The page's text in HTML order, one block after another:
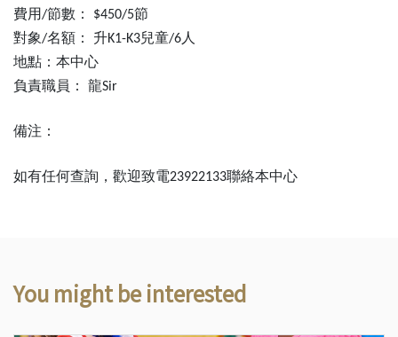
費用/節數： $450/5節
對象/名額： 升K1-K3兒童/6人
地點：本中心
負責職員：
龍Sir
備注：
如有任何查詢，歡迎致電23922133聯絡本中心
You might be interested